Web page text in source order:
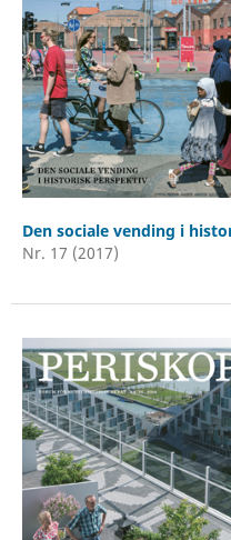
Den sociale vending i
Nr. 17 (2017)